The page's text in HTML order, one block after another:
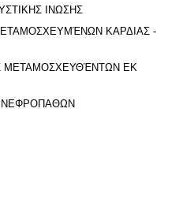
ΙΝΩΣΗΣ
ΚΑΡΔΙΑΣ -
ΜΕΤΑΜΟΣΧΕΥΘΈΝΤΩΝ ΕΚ
ΝΕΦΡΟΠΑΘΩΝ